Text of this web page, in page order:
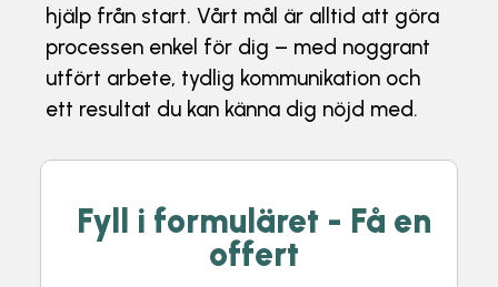
hjälp från start. Vårt mål är alltid att göra
processen enkel för dig – med noggrant
utfört arbete, tydlig kommunikation och
ett resultat du kan känna dig nöjd med.
Fyll i formuläret - Få en
offert